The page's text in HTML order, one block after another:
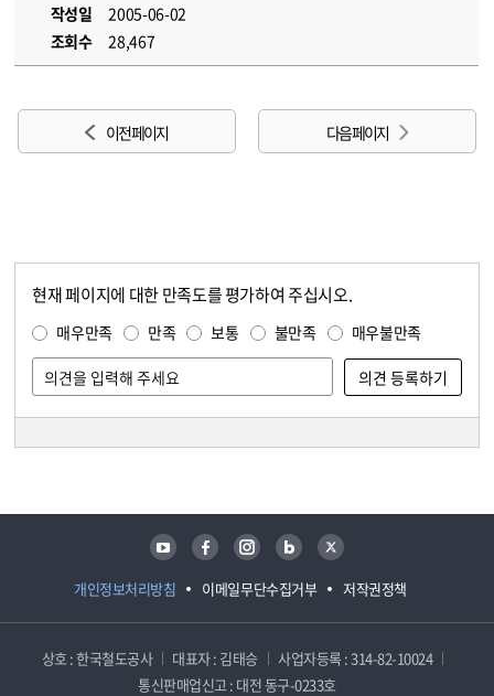
작성일
2005-06-02
조회수
28,467
이전 페이지 다음 페이지
현재 페이지에 대한 만족도를 평가하여 주십시오.
매우만족 만족 보통 불만족 매우불만족
개인정보처리방침 이메일무단수집거부 저작권정책
유튜브 페이스북 인스타그램 블로그 트위터
상호 : 한국철도공사 대표자 : 김태승
사업자등록 : 314-82-10024
통신판매업신고 : 대전 동구-0233호